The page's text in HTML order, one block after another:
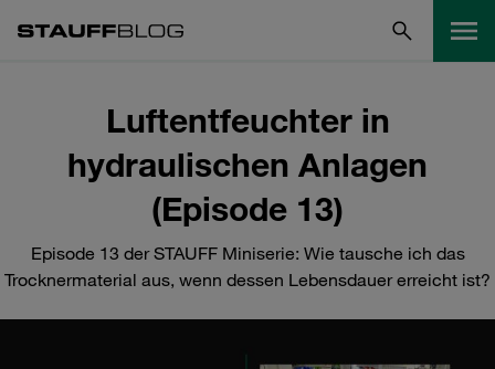
Luftentfeuchter in
hydraulischen Anlagen
(Episode 13)
Episode 13 der STAUFF Miniserie: Wie tausche ich das
Trocknermaterial aus, wenn dessen Lebensdauer erreicht ist?